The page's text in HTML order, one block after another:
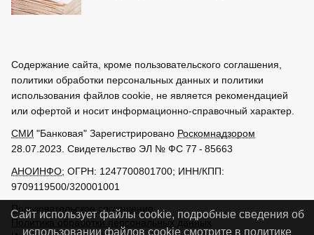
Содержание сайта, кроме пользовательского соглашения,
политики обработки персональных данных и политики
использования файлов cookie, не является рекомендацией
или офертой и носит информационно-справочный характер.
СМИ "Банковая" Зарегистрировано Роскомнадзором
28.07.2023. Свидетельство ЭЛ № ФС 77 - 85663
АНОИНФО; ОГРН: 1247700801700; ИНН/КПП:
9709119500/320001001
Пользовательское соглашение
Политика обработки персональных данных
Сайт использует файлы cookie, подробные сведения об
использовании файлов cookie смотрите в политике